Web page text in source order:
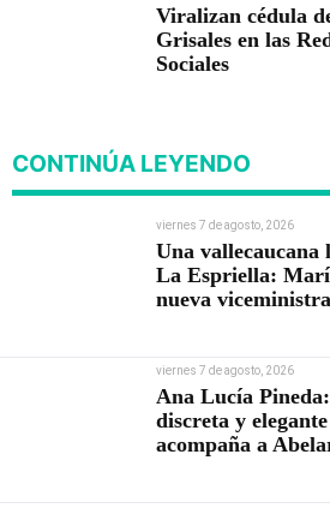
Viralizan cédula
Grisales en las
Sociales
CONTINÚA LEYENDO
viernes 7 de agosto, 2026
Una vallecaucana
La Espriella:
nueva
viernes 7 de agosto, 2026
Ana Lucía
discreta y
acompaña a